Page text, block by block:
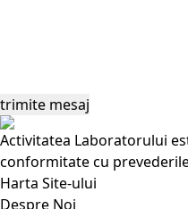
Activitatea Laboratorului
conformitate cu
Harta Site-ului
Despre Noi